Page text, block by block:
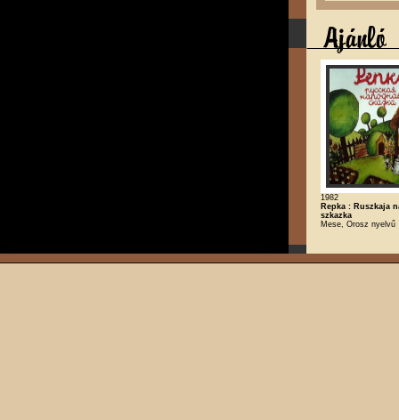
1982
Repka : Ruszkaja
szkazka
Mese, Orosz nyelvű